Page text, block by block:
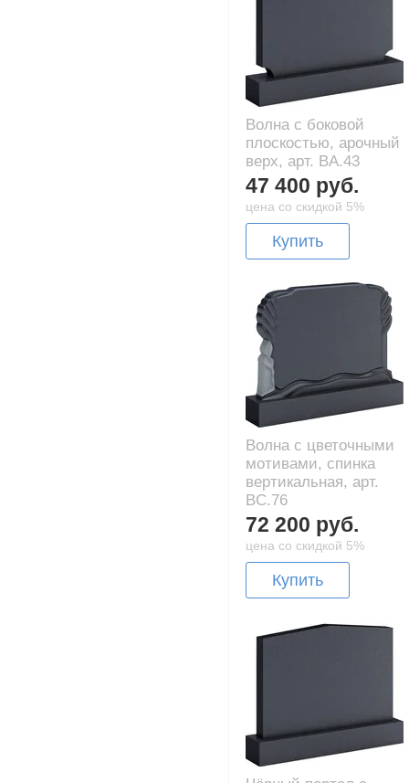
Волна с боковой
плоскостью, арочный
верх, арт. BA.43
47 400 руб.
цена со скидкой 5%
Купить
Волна с цветочными
мотивами, спинка
вертикальная, арт.
BC.76
72 200 руб.
цена со скидкой 5%
Купить